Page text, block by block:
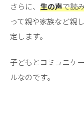
さらに、 生の声で読
って親や家族など親
定します。
子どもとコミュニケ
ルなのです。